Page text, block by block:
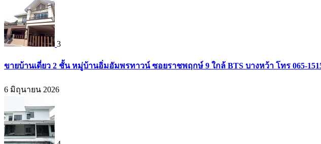
3
ขายบ้านเดี่ยว 2 ชั้น หมู่บ้านอิ่มอัมพรทาวน์ ซอยราชพฤกษ์ 9 ใกล้ BTS บางหว้า โทร 065-
6 มิถุนายน 2026